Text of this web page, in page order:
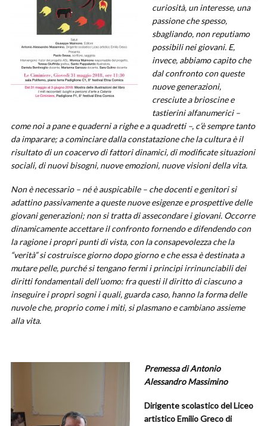
curiosità, un interesse, una
passione che spesso,
sbagliando, non reputiamo
possibili nei giovani. E,
invece, abbiamo capito che
dal confronto con queste
nuove generazioni,
cresciute a brioscine e
tastierini alfanumerici –
come noi a pane e quaderni a righe e a quadretti –, c’è sempre tanto
da imparare; a cominciare dalla constatazione che la cultura è il
risultato di un coacervo di fattori dinamici, di modificate situazioni
sociali, di nuovi bisogni, nuove emozioni, nuove visioni della vita.
Non è necessario – né è auspicabile – che docenti e genitori si
adattino passivamente a queste nuove esigenze e prospettive delle
giovani generazioni; non si tratta di assecondare i giovani. Occorre
dinamicamente accettare il confronto fornendo e difendendo con
la ragione i propri punti di vista, con la consapevolezza che la
“verità” si costruisce giorno dopo giorno e che essa è destinata a
mutare pelle, purché si tengano fermi i principi irrinunciabili dei
diritti fondamentali dell’uomo: fra questi il diritto di ciascuno a
inseguire i propri sogni i quali, guarda caso, hanno la forma delle
nuvole che, proprio come i miti, si plasmano e cambiano assieme
alla vita.
Premessa di Antonio
Alessandro Massimino
Dirigente scolastico del Liceo
artistico Emilio Greco di